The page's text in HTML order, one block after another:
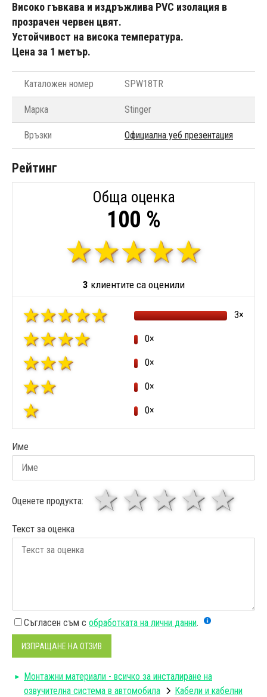
Високо гъвкава и издръжлива PVC изолация в
прозрачен червен цвят.
Устойчивост на висока температура.
Цена за 1 метър.
Каталожен номер SPW18TR
Марка Stinger
Връзки Официална уеб презентация
Рейтинг
Обща оценка
100 %
3 клиентите са оценили
3×
0×
0×
0×
0×
Име
Оценете продукта: 4
3
звезди
1 звезда
Текст за оценка
Съгласен съм с обработката на лични данни.
ИЗПРАЩАНЕ НА ОТЗИВ
Монтажни материали - всичко за инсталиране на
озвучителна система в автомобила
Кабели и кабелни